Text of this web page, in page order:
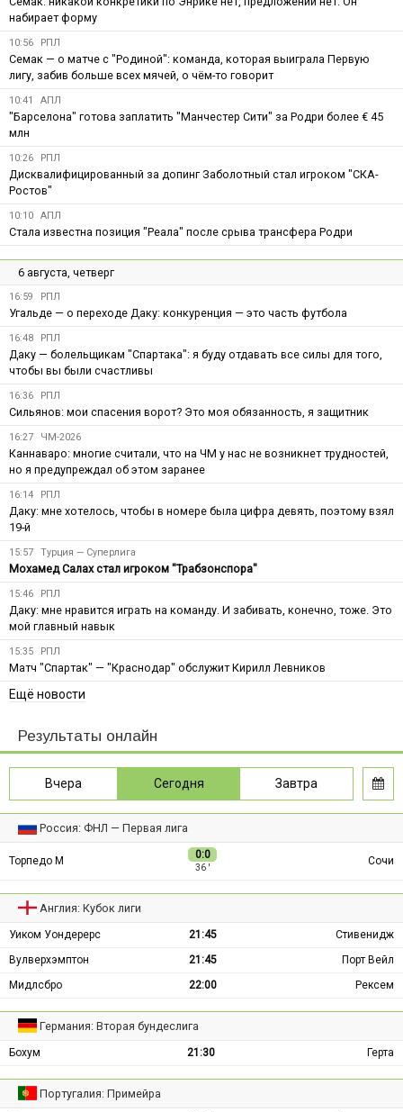
набирает форму
10:56 РПЛ
Семак — о матче с "Родиной": команда, которая выиграла Первую
лигу, забив больше всех мячей, о чём-то говорит
10:41 АПЛ
"Барселона" готова заплатить "Манчестер Сити" за Родри более € 45
млн
10:26 РПЛ
Дисквалифицированный за допинг Заболотный стал игроком "СКА-
Ростов"
10:10 АПЛ
Стала известна позиция "Реала" после срыва трансфера Родри
6 августа, четверг
16:59 РПЛ
Угальде — о переходе Даку: конкуренция — это часть футбола
16:48 РПЛ
Даку — болельщикам "Спартака": я буду отдавать все силы для того,
чтобы вы были счастливы
16:36 РПЛ
Сильянов: мои спасения ворот? Это моя обязанность, я защитник
16:27 ЧМ-2026
Каннаваро: многие считали, что на ЧМ у нас не возникнет трудностей,
но я предупреждал об этом заранее
16:14 РПЛ
Даку: мне хотелось, чтобы в номере была цифра девять, поэтому взял
19-й
15:57 Турция — Суперлига
Мохамед Салах стал игроком "Трабзонспора"
15:46 РПЛ
Даку: мне нравится играть на команду. И забивать, конечно, тоже. Это
мой главный навык
15:35 РПЛ
Матч "Спартак" — "Краснодар" обслужит Кирилл Левников
Ещё новости
Результаты онлайн
Вчера Сегодня Завтра
Россия: ФНЛ — Первая лига
Торпедо М 0:0
36 ′
Сочи
Англия: Кубок лиги
Уиком Уондерерс 21:45
Стивенидж
Вулверхэмптон
21:45
Порт Вейл
Мидлсбро
22:00 Рексем
Германия: Вторая бундеслига
Бохум 21:30 Герта
Португалия: Примейра